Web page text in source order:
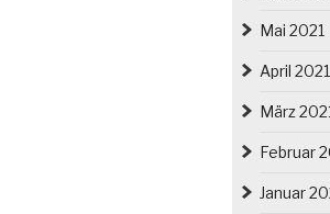
Mai 2021
April 2021
März
Februar
Januar